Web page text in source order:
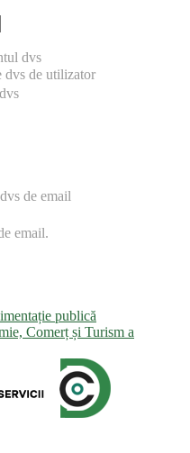
dvs
dvs de utilizator
de email
email.
publică
Comerț și Turism a